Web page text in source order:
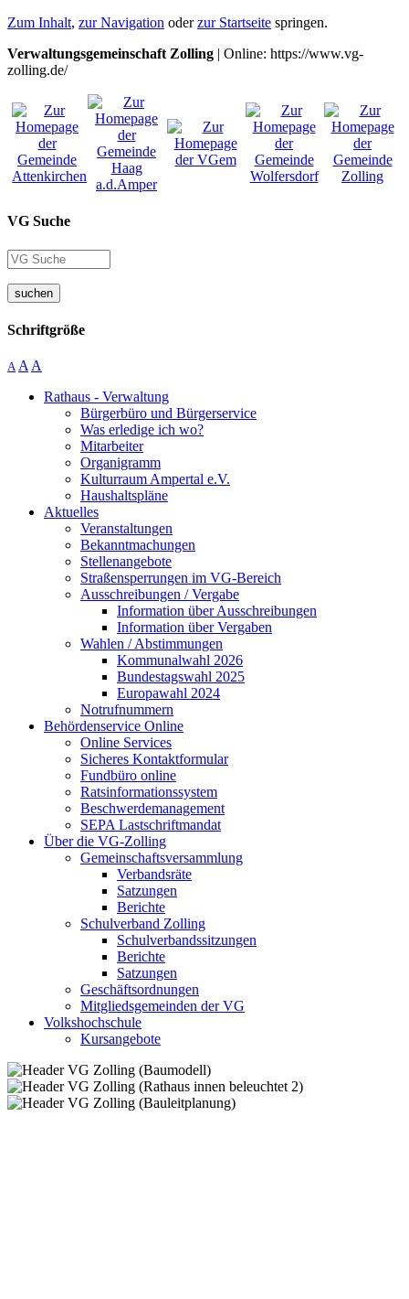
Zum Inhalt, zur Navigation oderzur Startseite springen.
Verwaltungsgemeinschaft Zolling | Online: https://www.vg-
zolling.de/
VG Suche
suchen
Schriftgröße
A A A
Rathaus - Verwaltung
Bürgerbüro und Bürgerservice
Was erledige ich wo?
Mitarbeiter
Organigramm
Kulturraum Ampertal e.V.
Haushaltspläne
Aktuelles
Veranstaltungen
Bekanntmachungen
Stellenangebote
Straßensperrungen im VG-Bereich
Ausschreibungen / Vergabe
Information über Ausschreibungen
Information über Vergaben
Wahlen / Abstimmungen
Kommunalwahl 2026
Bundestagswahl 2025
Europawahl 2024
Notrufnummern
Behördenservice Online
Online Services
Sicheres Kontaktformular
Fundbüro online
Ratsinformationssystem
Beschwerdemanagement
SEPA Lastschriftmandat
Über die VG-Zolling
Gemeinschaftsversammlung
Verbandsräte
Satzungen
Berichte
Schulverband Zolling
Schulverbandssitzungen
Berichte
Satzungen
Geschäftsordnungen
Mitgliedsgemeinden der VG
Volkshochschule
Kursangebote